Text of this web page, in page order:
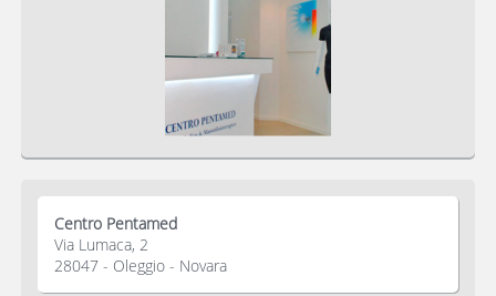
Centro Pentamed
Via Lumaca, 2
28047 - Oleggio - Novara